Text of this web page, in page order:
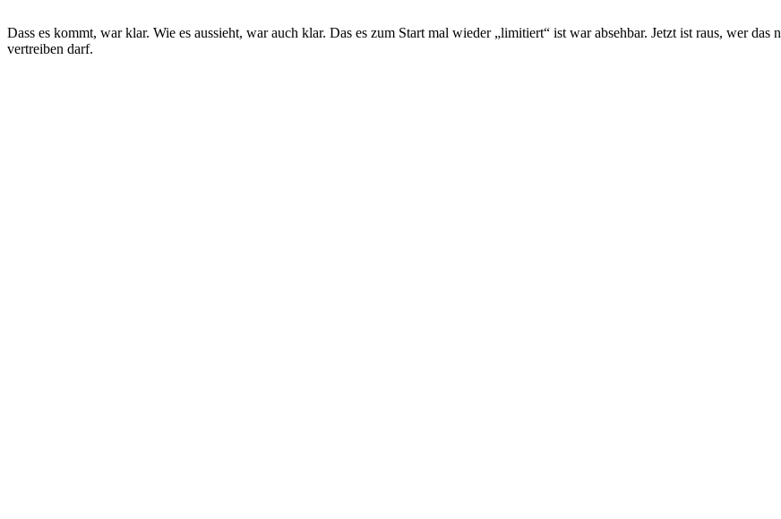
Dass es kommt, war klar. Wie es aussieht, war auch klar. Das es zum Start mal wieder „limitiert“ ist war absehbar. Jetzt ist raus, wer
vertreiben darf.